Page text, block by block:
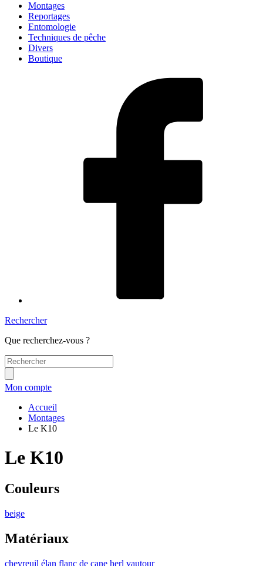
Montages
Reportages
Entomologie
Techniques de pêche
Divers
Boutique
Rechercher
Que recherchez-vous ?
Mon compte
Accueil
Montages
Le K10
Le K10
Couleurs
beige
Matériaux
chevreuil élan flanc de cane herl vautour